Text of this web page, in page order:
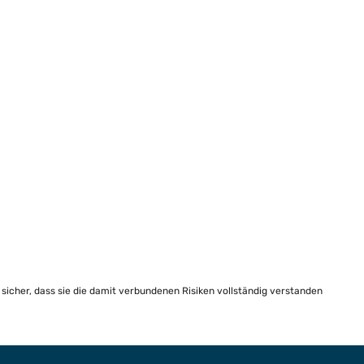
dass sie die damit verbundenen Risiken vollständig verstanden